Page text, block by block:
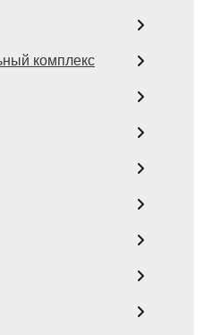
комплекс